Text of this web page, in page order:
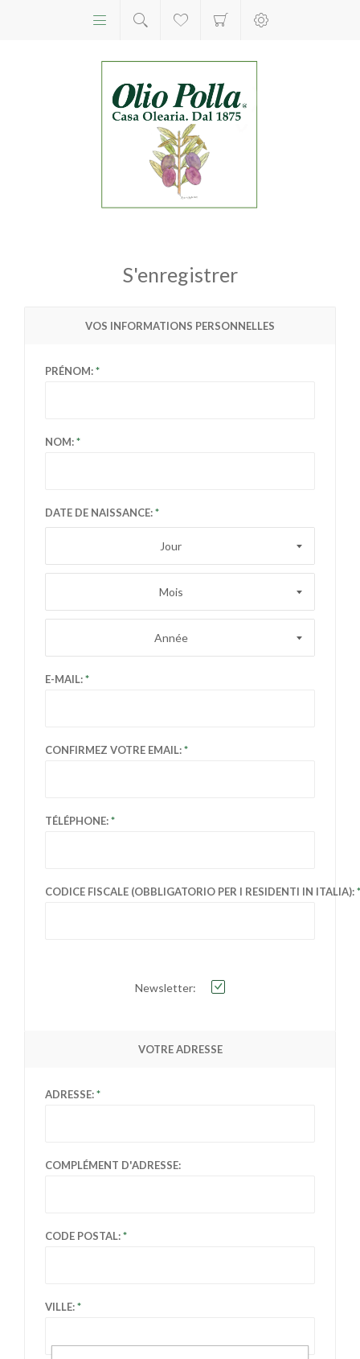
S'enregistrer
VOS INFORMATIONS PERSONNELLES
PRÉNOM:
NOM:
DATE DE NAISSANCE:
Jour
Mois
Année
E-MAIL:
CONFIRMEZ VOTRE EMAIL:
TÉLÉPHONE:
CODICE FISCALE (OBBLIGATORIO PER I RESIDENTI IN ITALIA):
Newsletter:
VOTRE ADRESSE
ADRESSE:
COMPLÉMENT D'ADRESSE:
CODE POSTAL:
VILLE: